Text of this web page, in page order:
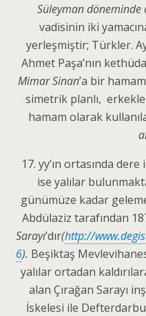
Süleyman döneminde
vadisinin iki
yerleşmiştir; Türkler.
Ahmet Paşa’nın
Mimar Sinan’a bir
simetrik planlı,
hamam olarak
17. yy’ın ortasında
ise yalılar
günümüze kadar
Abdülaziz tarafından
Sarayı’dır(http://
6). Beşiktaş
yalılar ortadan
alan Çırağan Sarayı
İskelesi ile